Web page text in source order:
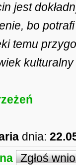
jest
bo
temu
dnia:
Zgłoś